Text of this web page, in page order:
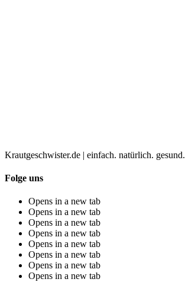
Krautgeschwister.de | einfach. natürlich. gesund.
Folge uns
Opens in a new tab
Opens in a new tab
Opens in a new tab
Opens in a new tab
Opens in a new tab
Opens in a new tab
Opens in a new tab
Opens in a new tab